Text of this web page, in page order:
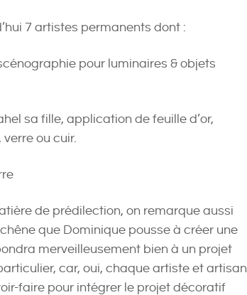
7 artistes permanents dont :
pour luminaires & objets
sa fille, application de feuille d’or,
ou cuir.
de prédilection, on remarque aussi
que Dominique pousse à créer une
merveilleusement bien à un projet
car, oui, chaque artiste et artisan
faire pour intégrer le projet décoratif